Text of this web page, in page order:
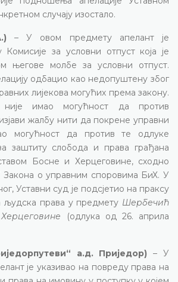
случају изостало.
– У овом предмету апелант је
Комисије за условни отпуст која је
његове молбе за условни отпуст.
одбацио као недопуштену због
лијекова могућих према закону.
није имао могућност да против
жалбу нити да покрене управни
могућност да против те одлуке
заштиту слобода и права грађана
Босне и Херцеговине, сходно
о управним споровима БиХ. У
Уставни суд је подсјетио на праксу
људска права у предмету Шербечић
(одлука од 26. априла
а.д. Приједор) – У
је указивао на повреду права на